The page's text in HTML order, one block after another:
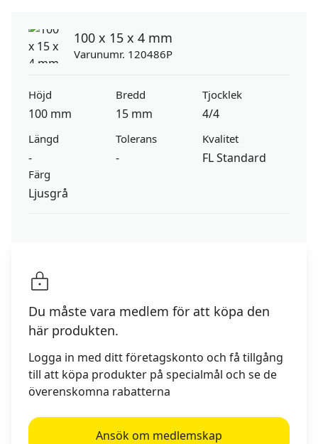
100 x 15 x 4 mm
Varunumr. 120486P
Höjd
100 mm
Bredd
15 mm
Tjocklek
4/4
Längd
-
Tolerans
-
Kvalitet
FL Standard
Färg
Ljusgrå
Du måste vara medlem för att köpa den
här produkten.
Logga in med ditt företagskonto och få tillgång
till att köpa produkter på specialmål och se de
överenskomna rabatterna
Ansök om medlemskap